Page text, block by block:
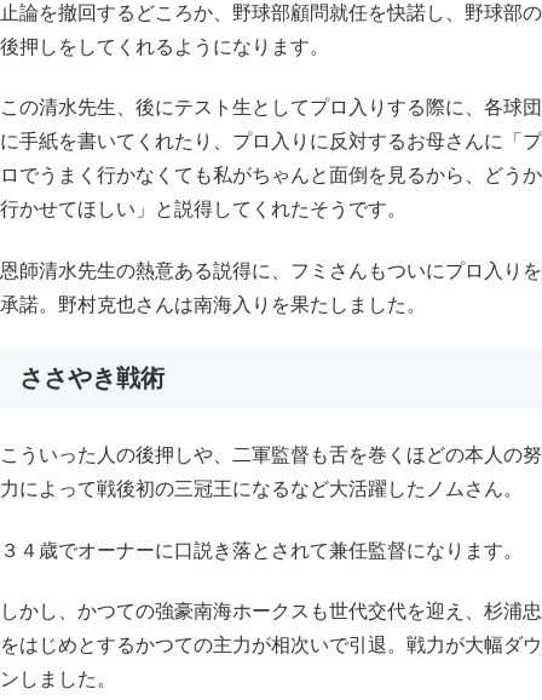
止論を撤回するどころか、野球部顧問就任を快諾し、野球部の
後押しをしてくれるようになります。
この清水先生、後にテスト生としてプロ入りする際に、各球団
に手紙を書いてくれたり、プロ入りに反対するお母さんに「プ
ロでうまく行かなくても私がちゃんと面倒を見るから、どうか
行かせてほしい」と説得してくれたそうです。
恩師清水先生の熱意ある説得に、フミさんもついにプロ入りを
承諾。野村克也さんは南海入りを果たしました。
ささやき戦術
こういった人の後押しや、二軍監督も舌を巻くほどの本人の努
力によって戦後初の三冠王になるなど大活躍したノムさん。
３４歳でオーナーに口説き落とされて兼任監督になります。
しかし、かつての強豪南海ホークスも世代交代を迎え、杉浦忠
をはじめとするかつての主力が相次いで引退。戦力が大幅ダウ
ンしました。